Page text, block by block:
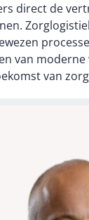
direct de
van
van